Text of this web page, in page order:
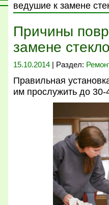
ведушие к замене
Причины
замене
15.10.2014 | Раздел:
Правильная
им прослужить до 30-